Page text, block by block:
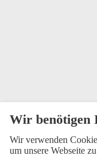
Wir verwenden
um unsere Webseite